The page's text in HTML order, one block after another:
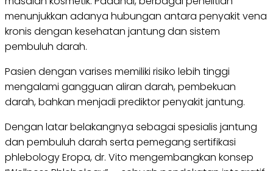
menunjukkan adanya hubungan antara penyakit vena
kronis dengan kesehatan jantung dan sistem
pembuluh darah.
Pasien dengan varises memiliki risiko lebih tinggi
mengalami gangguan aliran darah, pembekuan
darah, bahkan menjadi prediktor penyakit jantung.
Dengan latar belakangnya sebagai spesialis jantung
dan pembuluh darah serta pemegang sertifikasi
phlebology Eropa, dr. Vito mengembangkan konsep